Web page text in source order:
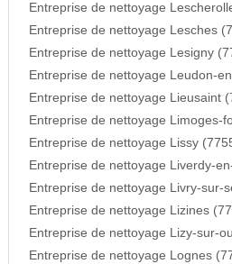
Entreprise de nettoyage
Entreprise de nettoyage Lesches
Entreprise de nettoyage Lesigny
Entreprise de nettoyage Leudon-
Entreprise de nettoyage Lieusaint
Entreprise de nettoyage Limoges-
Entreprise de nettoyage Lissy
Entreprise de nettoyage Liverdy-
Entreprise de nettoyage Livry-sur-
Entreprise de nettoyage Lizines
Entreprise de nettoyage Lizy-sur-
Entreprise de nettoyage Lognes